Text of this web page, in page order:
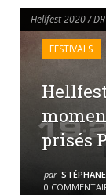
Hellfest 2020 / DR
FESTIVALS
prisés
par
0
Hellfest 2020 / DR